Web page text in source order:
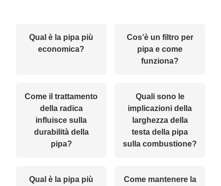
Qual è la pipa più
economica?
Cos’è un filtro per
pipa e come
funziona?
Come il trattamento
della radica
influisce sulla
durabilità della
pipa?
Quali sono le
implicazioni della
larghezza della
testa della pipa
sulla combustione?
Qual è la pipa più
Come mantenere la